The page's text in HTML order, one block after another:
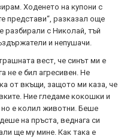
Ходенето на купони с
представи“, разказал още
разбирали с Николай, тъй
и непушачи.
вест, че синът ми е
не е бил агресивен. Не
от вкъщи, защото ми каза, че
Ние гледаме кокошки и
е колил животни. Беше
на пръста, веднага си
ще му мине. Как така е